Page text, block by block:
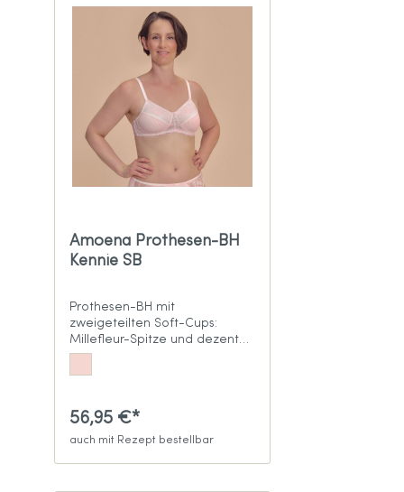
Amoena Prothesen-BH
Kennie SB
Prothesen-BH mit
zweigeteilten Soft-Cups:
Millefleur-Spitze und dezente
Streifen
56,95 €*
auch mit Rezept bestellbar